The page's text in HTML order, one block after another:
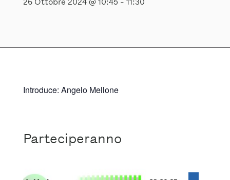
Introduce: Angelo Mellone
Parteciperanno